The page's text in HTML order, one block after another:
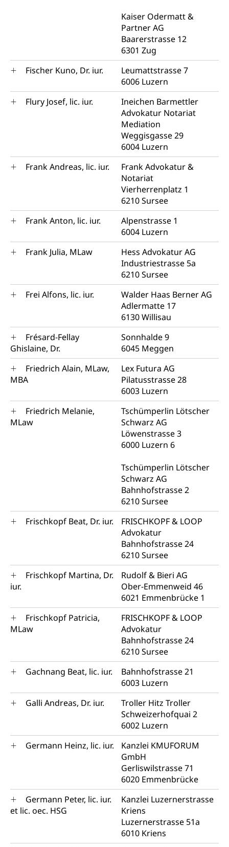
Kaiser Odermatt &
Partner AG
Baarerstrasse 12
6301 Zug
Fischer Kuno, Dr. iur.
Leumattstrasse 7
6006 Luzern
Flury Josef, lic. iur.
Ineichen Barmettler
Advokatur Notariat
Mediation
Weggisgasse 29
6004 Luzern
Frank Andreas, lic. iur.
Frank Advokatur &
Notariat
Vierherrenplatz 1
6210 Sursee
Frank Anton, lic. iur.
Alpenstrasse 1
6004 Luzern
Frank Julia, MLaw
Hess Advokatur AG
Industriestrasse 5a
6210 Sursee
Frei Alfons, lic. iur.
Walder Haas Berner AG
Adlermatte 17
6130 Willisau
Frésard-Fellay
Ghislaine, Dr.
Sonnhalde 9
6045 Meggen
Friedrich Alain, MLaw,
MBA
Lex Futura AG
Pilatusstrasse 28
6003 Luzern
Friedrich Melanie,
MLaw
Tschümperlin Lötscher
Schwarz AG
Löwenstrasse 3
6000 Luzern 6
Tschümperlin Lötscher
Schwarz AG
Bahnhofstrasse 2
6210 Sursee
Frischkopf Beat, Dr. iur.
FRISCHKOPF & LOOP
Advokatur
Bahnhofstrasse 24
6210 Sursee
Frischkopf Martina, Dr.
iur.
Rudolf & Bieri AG
Ober-Emmenweid 46
6021 Emmenbrücke 1
Frischkopf Patricia,
MLaw
FRISCHKOPF & LOOP
Advokatur
Bahnhofstrasse 24
6210 Sursee
Gachnang Beat, lic. iur.
Bahnhofstrasse 21
6003 Luzern
Galli Andreas, Dr. iur.
Troller Hitz Troller
Schweizerhofquai 2
6002 Luzern
Germann Heinz, lic. iur.
Kanzlei KMUFORUM
GmbH
Gerliswilstrasse 71
6020 Emmenbrücke
Germann Peter, lic. iur.
et lic. oec. HSG
Kanzlei Luzernerstrasse
Kriens
Luzernerstrasse 51a
6010 Kriens